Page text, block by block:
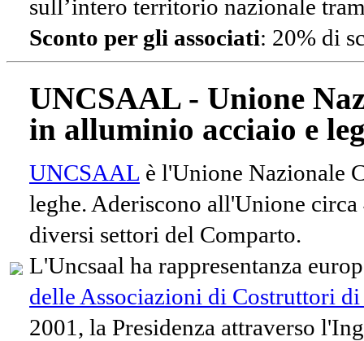
sull’intero territorio nazionale
Sconto per gli associati: 20% di
UNCSAAL - Unione
in alluminio acciaio e
UNCSAAL è l'Unione Nazionale
leghe. Aderiscono all'Unione
diversi settori del Comparto.
L'Uncsaal ha rappresentanza
delle Associazioni di Costruttori
2001, la Presidenza attraverso